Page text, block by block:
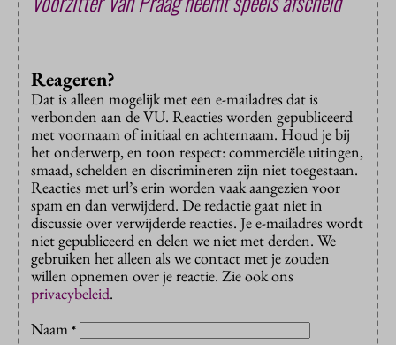
Reageren?
Dat is alleen mogelijk met een e-mailadres dat is
verbonden aan de VU. Reacties worden gepubliceerd
met voornaam of initiaal en achternaam. Houd je bij
het onderwerp, en toon respect: commerciële uitingen,
smaad, schelden en discrimineren zijn niet toegestaan.
Reacties met url’s erin worden vaak aangezien voor
spam en dan verwijderd. De redactie gaat niet in
discussie over verwijderde reacties. Je e-mailadres wordt
niet gepubliceerd en delen we niet met derden. We
gebruiken het alleen als we contact met je zouden
willen opnemen over je reactie. Zie ook ons
privacybeleid.
Naam *